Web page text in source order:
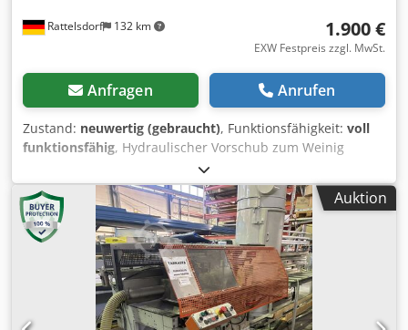
Rattelsdorf 132 km 1.900 €
EXW Festpreis zzgl. MwSt.
Anfragen Anrufen
Zustand: neuwertig (gebraucht), Funktionsfähigkeit: voll
funktionsfähig, Hydraulischer Vorschub zum Weinig
Hydromat. Vorschubgeschwindigkeit 8-60m/min Cjdpfx
Aajv Er Ufomerf
Auktion